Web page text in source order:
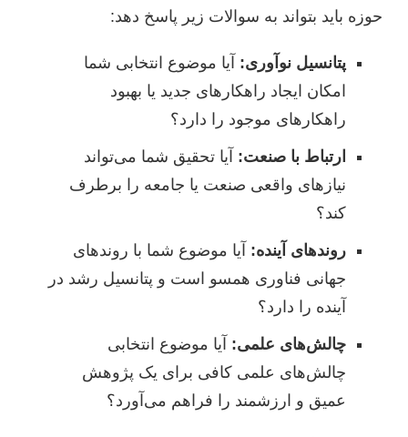
حوزه باید بتواند به سوالات زیر پاسخ دهد:
پتانسیل نوآوری: آیا موضوع انتخابی شما
امکان ایجاد راهکارهای جدید یا بهبود
راهکارهای موجود را دارد؟
ارتباط با صنعت: آیا تحقیق شما می‌تواند
نیازهای واقعی صنعت یا جامعه را برطرف
کند؟
روندهای آینده: آیا موضوع شما با روندهای
جهانی فناوری همسو است و پتانسیل رشد در
آینده را دارد؟
چالش‌های علمی: آیا موضوع انتخابی
چالش‌های علمی کافی برای یک پژوهش
عمیق و ارزشمند را فراهم می‌آورد؟